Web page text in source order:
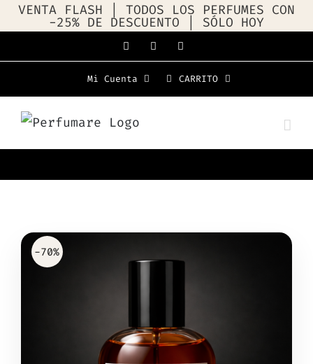
VENTA FLASH | TODOS LOS PERFUMES CON
-25% DE DESCUENTO | SÓLO HOY
al
FacebookInstagramWhatsApp
Mi Cuenta CARRITO
-70%